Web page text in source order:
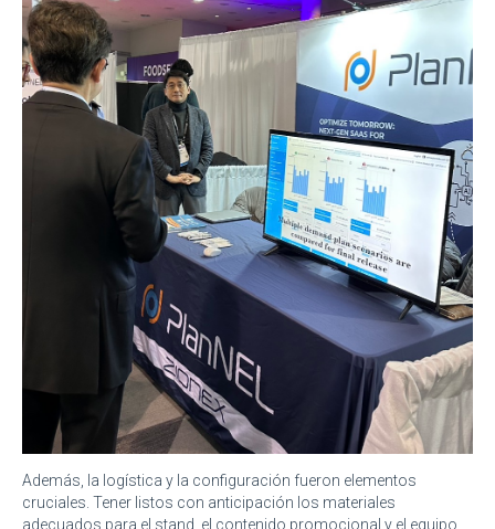
Además, la logística y la configuración fueron elementos
cruciales. Tener listos con anticipación los materiales
adecuados para el stand, el contenido promocional y el equipo